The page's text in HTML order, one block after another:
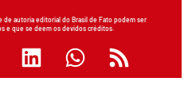
de autoria editorial do Brasil de Fato podem ser
e que se deem os devidos créditos.